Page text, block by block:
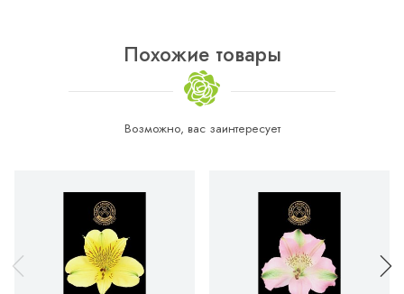
Похожие товары
Возможно, вас заинтересует